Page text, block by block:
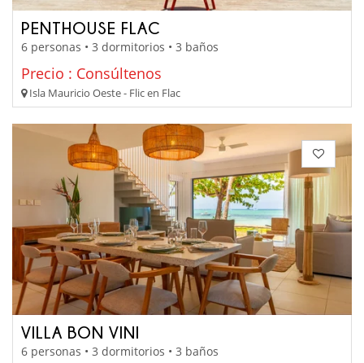
PENTHOUSE FLAC
6 personas • 3 dormitorios • 3 baños
Precio : Consúltenos
Isla Mauricio Oeste - Flic en Flac
VILLA BON VINI
6 personas • 3 dormitorios • 3 baños